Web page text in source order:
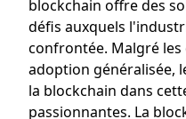
blockchain offre des
défis auxquels
confrontée. Malgré les
adoption généralisée,
la blockchain dans
passionnantes. La